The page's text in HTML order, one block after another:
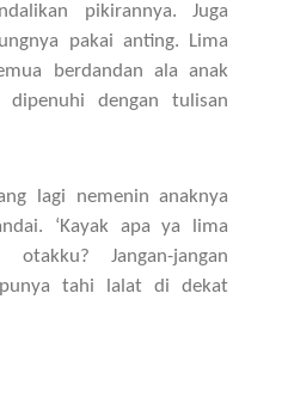
pikirannya. Juga
pakai anting. Lima
berdandan ala anak
dengan tulisan
lagi nemenin anaknya
‘Kayak apa ya lima
Jangan-jangan
tahi lalat di dekat